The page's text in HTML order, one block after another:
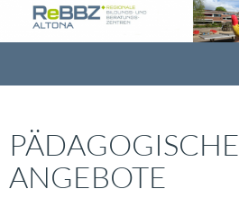
Inhalt
PÄDAGOGISCHE
ANGEBOTE